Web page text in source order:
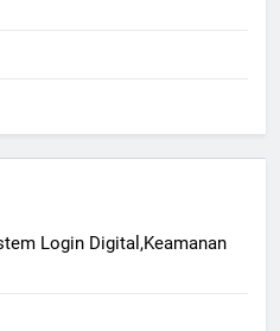
Login Digital,Keamanan